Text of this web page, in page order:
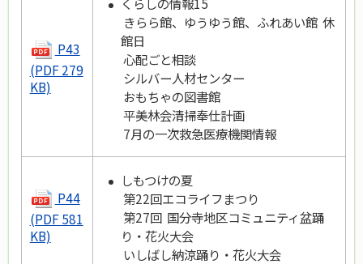
P43
(PDF 279
KB)
きらら館、ゆうゆう館、ふれあい館 休
館日
心配ごと相談
シルバー人材センター
おもちゃの図書館
平美林会清掃奉仕計画
7月の一次救急医療機関情報
P44
(PDF 581
KB)
しもつけの夏
第22回エコライフまつり
第27回 国分寺地区コミュニティ盆踊
り・花火大会
いしばし納涼踊り・花火大会